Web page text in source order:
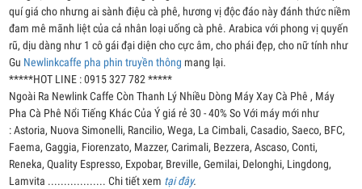
quí giá cho nhưng ai sành điệu cà phê, hương vị độc đáo này đánh thức niềm
đam mê mãnh liệt của cả nhân loại uống cà phê. Arabica với phong vị quyến
rũ, dịu dàng như 1 cô gái đại diện cho cực âm, cho phái đẹp, cho nữ tính như
Gu Newlinkcaffe pha phin truyền thông mang lại.
*****HOT LINE : 0915 327 782 *****
Ngoài Ra Newlink Caffe Còn Thanh Lý Nhiều Dòng Máy Xay Cà Phê , Máy
Pha Cà Phê Nổi Tiếng Khác Của Ý giá rẻ 30 - 40% So Với máy mới như
: Astoria, Nuova Simonelli, Rancilio, Wega, La Cimbali, Casadio, Saeco, BFC,
Faema, Gaggia, Fiorenzato, Mazzer, Carimali, Bezzera, Ascaso, Conti,
Reneka, Quality Espresso, Expobar, Breville, Gemilai, Delonghi, Lingdong,
Lamvita .................. Chi tiết xem tại đây.